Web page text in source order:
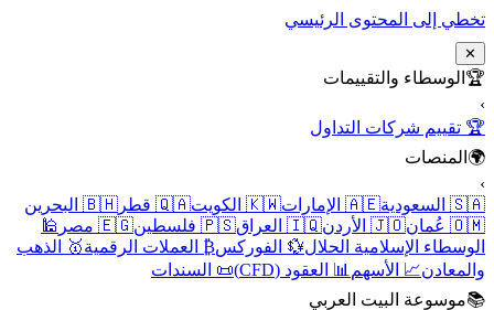
تخطي إلى المحتوى الرئيسي
✕
🏆 الوسطاء والتقييمات
›
🏆 تقييم شركات التداول
🌍 المنصات
›
🇸🇦 السعودية
🇦🇪 الإمارات 🇰🇼 الكويت 🇶🇦 قطر
🇧🇭 البحرين
🇴🇲 عُمان
🇯🇴 الأردن 🇮🇶 العراق 🇵🇸 فلسطين 🇪🇬 مصر
🕌
الوسطاء الإسلامية الحلال💱 الفوركس₿ العملات الرقمية🥇 الذهب
والمعادن📈 الأسهم 📊 العقود (CFD)
📜 السندات
📚موسوعة البيت العربي